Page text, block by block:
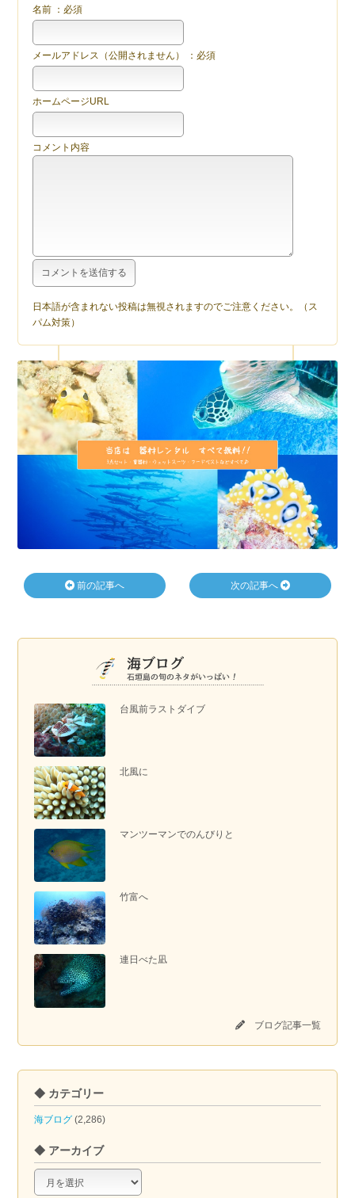
台風前ラストダイブ
北風に
マンツーマンでのんびりと
竹富へ
連日べた凪
ブログ記事一覧
◆ カテゴリー
海ブログ (2,286)
◆ アーカイブ
◆
ア
名前 ：必須
メールアドレス（公開されません） ：必須
ホームページURL
コメント内容
日本語が含まれない投稿は無視されますのでご注意ください。（ス
パム対策）
前の記事へ 次の記事へ